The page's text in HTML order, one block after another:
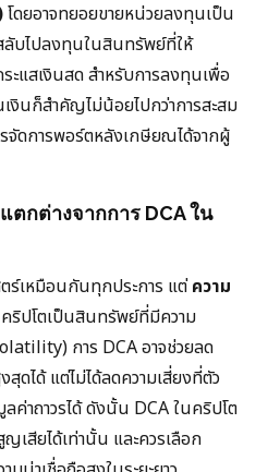
โดยอาจทยอยขายหน่วยลงทุนเป็น
ลับไปลงทุนในสินทรัพย์ที่ให้
แสเงินสด สำหรับการลงทุนเพื่อ
งินก็สำคัญไม่น้อยไปกว่าการสะสม
ดการพอร์ตหลังเกษียณได้จากผู้
ตกต่างจากการ DCA ใน
ร์เหมือนกันทุกประการ แต่ความ
คริปโตเป็นสินทรัพย์ที่มีความ
การ DCA อาจช่วยลด
สุดได้ แต่ไม่ได้ลดความเสี่ยงที่ตัว
ค่าถาวรได้ ดังนั้น DCA ในคริปโต
เสียได้เท่านั้น และควรเลือก